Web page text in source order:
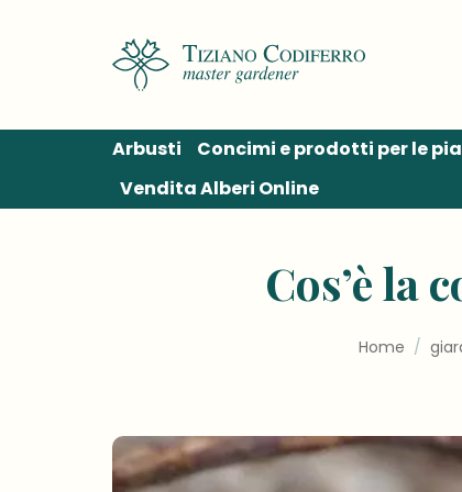
Arbusti Concimi e prodotti per le
Vendita Alberi Online
Cos’è la
Home /